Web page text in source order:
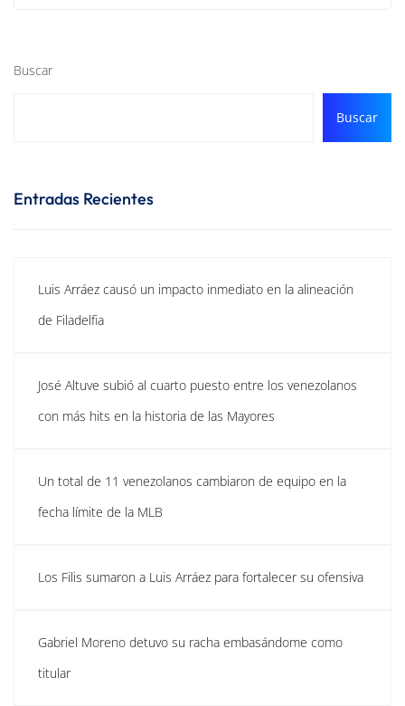
Buscar
Buscar
Entradas Recientes
Luis Arráez causó un impacto inmediato en la alineación
de Filadelfia
José Altuve subió al cuarto puesto entre los venezolanos
con más hits en la historia de las Mayores
Un total de 11 venezolanos cambiaron de equipo en la
fecha límite de la MLB
Los Filis sumaron a Luis Arráez para fortalecer su ofensiva
Gabriel Moreno detuvo su racha embasándome como
titular